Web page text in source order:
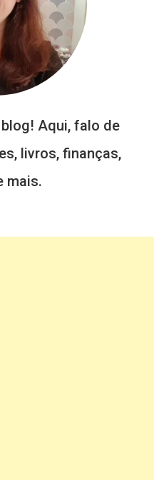
Aqui, falo de
livros, finanças,
mais.